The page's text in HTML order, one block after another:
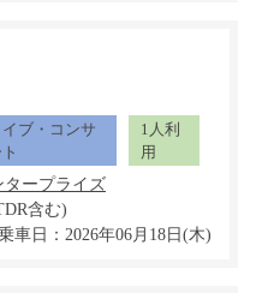
イブ・コンサ
1人利
用
含む)
車日：2026年06月18日(木)